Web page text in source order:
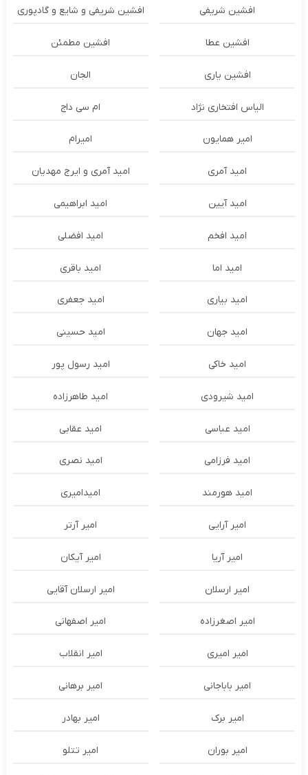
افشین شریفی افشین شریفی و شایع و گادپوری
افشین عطا افشین مطمئن
افشین یاری الجان
الیاس افتخاری نژاد ام سی داج
امير همايون اميرام
امید آمری امید آمری و ایرج مهدیان
امید آیین امید ابراهیمی
امید افخم امید افضلی
امید اما امید باقری
امید بیاری امید جعفری
امید جهان امید حسینی
امید خاکی امید رسول پور
امید شیرودی امید طاهرزاده
امید عباسی امید عقابی
امید فرزامی امید نصری
امید هورمند امیدامیری
امیر آرایی امیر آرتر
امیر آریا امیر آیکان
امیر ارسلان امیر ارسلان آقایی
امیر اصغرزاده امیر اصفهانی
امیر امیری امیر انقلاب
امیر باباجانی امیر برهانی
امیر برک امیر بهادر
امیر بوران امیر تتلو